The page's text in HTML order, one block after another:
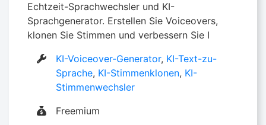
Echtzeit-Sprachwechsler und KI-
Sprachgenerator. Erstellen Sie Voiceovers,
klonen Sie Stimmen und verbessern Sie I
KI-Voiceover-Generator, KI-Text-zu-
Sprache, KI-Stimmenklonen, KI-
Stimmenwechsler
Freemium